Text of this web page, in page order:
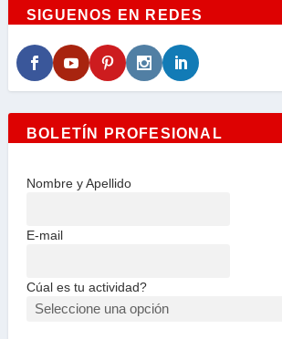
SIGUENOS EN REDES
BOLETÍN PROFESIONAL
Nombre y Apellido
E-mail
Cúal es tu actividad?